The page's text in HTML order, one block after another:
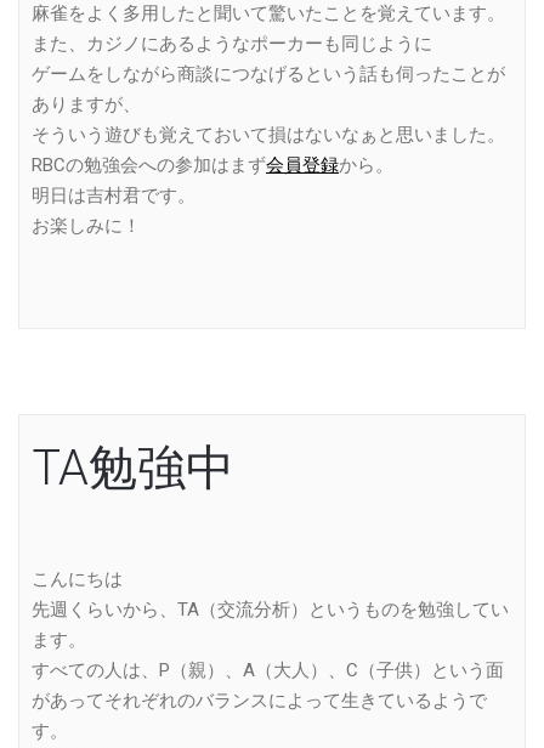
麻雀をよく多用したと聞いて驚いたことを覚えています。
また、カジノにあるようなポーカーも同じように
ゲームをしながら商談につなげるという話も伺ったことが
ありますが、
そういう遊びも覚えておいて損はないなぁと思いました。
RBCの勉強会への参加はまず会員登録から。
明日は吉村君です。
お楽しみに！
TA勉強中
こんにちは
先週くらいから、TA（交流分析）というものを勉強してい
ます。
すべての人は、P（親）、A（大人）、C（子供）という面
があってそれぞれのバランスによって生きているようで
す。